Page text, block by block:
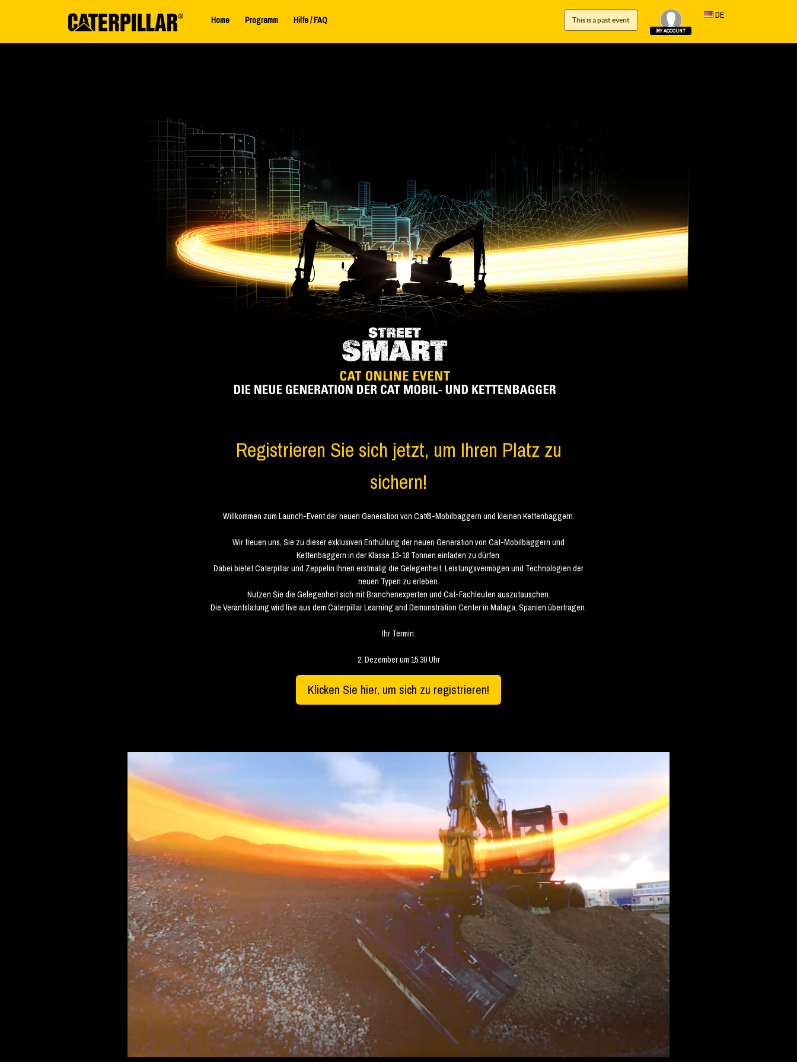
This is a past event
MY ACCOUNT
DE
Home Programm Hilfe / FAQ
Registrieren Sie sich jetzt, um Ihren Platz zu
sichern!
Willkommen zum Launch-Event der neuen Generation von Cat®-Mobilbaggern und kleinen Kettenbaggern.
Wir freuen uns, Sie zu dieser exklusiven Enthüllung der neuen Generation von Cat-Mobilbaggern und
Kettenbaggern in der Klasse 13-18 Tonnen einladen zu dürfen.
Dabei bietet Caterpillar und Zeppelin Ihnen erstmalig die Gelegenheit, Leistungsvermögen und Technologien der
neuen Typen zu erleben.
Nutzen Sie die Gelegenheit sich mit Branchenexperten und Cat-Fachleuten auszutauschen.
Die Verantslatung wird live aus dem Caterpillar Learning and Demonstration Center in Malaga, Spanien übertragen.
Ihr Termin:
2. Dezember um 15.30 Uhr
Klicken Sie hier, um sich zu registrieren!